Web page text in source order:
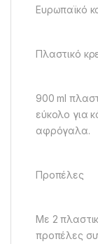
Ευρωπαϊκό
Πλαστικό
900 ml
εύκολο για
αφρόγαλα.
Προπέλες
Με 2
προπέλες